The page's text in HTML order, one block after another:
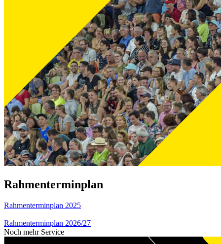
Rahmenterminplan
Rahmenterminplan 2025
Rahmenterminplan 2026/27
Noch mehr Service